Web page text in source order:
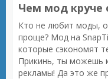
Чем мод круче
Кто не любит моды,
проще? Мод на
которые сэкономят
Прикинь, ты можешь
рекламы! Да это же